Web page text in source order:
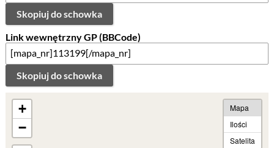
Skopiuj do schowka
Link wewnętrzny GP (BBCode)
Skopiuj do schowka
+
−
Mapa
Ilości
Satelita